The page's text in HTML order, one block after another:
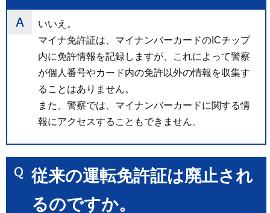
いいえ。
マイナ免許証は、マイナンバーカードのICチップ
内に免許情報を記録しますが、これによって警察
が個人番号やカード内の免許以外の情報を収集す
ることはありません。
また、警察では、マイナンバーカードに関する情
報にアクセスすることもできません。
従来の運転免許証は廃止され
るのですか。